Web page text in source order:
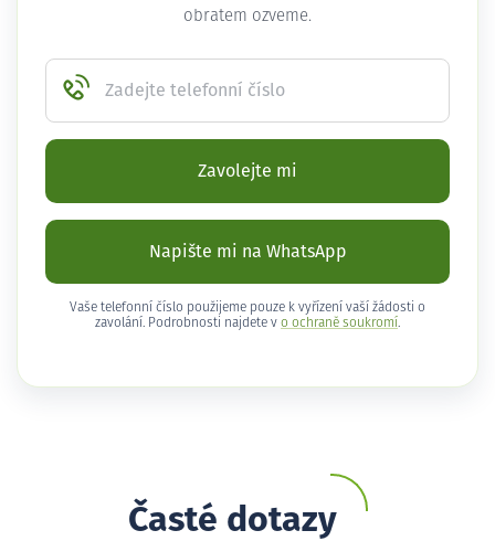
obratem ozveme.
Zadejte telefonní číslo
Zavolejte mi
Napište mi na WhatsApp
Vaše telefonní číslo použijeme pouze k vyřízení vaší žádosti o
zavolání. Podrobnosti najdete v o ochraně soukromí .
Časté dotazy